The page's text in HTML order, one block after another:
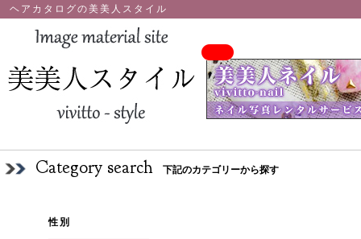
ヘアカタログの美美人スタイル
Category search 下記のカテゴリーから探す
性別